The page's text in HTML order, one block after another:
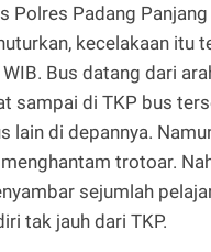
Polres Padang Panjang
kecelakaan itu
Bus datang dari
sampai di TKP bus
lain di depannya.
trotoar.
sejumlah
tak jauh dari TKP.